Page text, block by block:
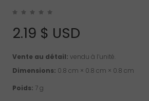
2.19 $ USD
Vente au détail: vendu à l’unité.
Dimensions: 0.8 cm × 0.8 cm × 0.8 cm
Poids: 7 g